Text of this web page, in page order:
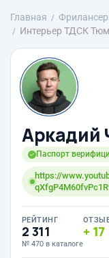
Главная
Интерьер ТДСК
Аркадий
Паспорт
https://
РЕЙТИНГ
2 311
№ 470 в каталоге
17